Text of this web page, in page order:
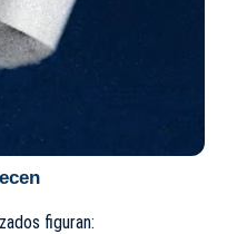
figuran: